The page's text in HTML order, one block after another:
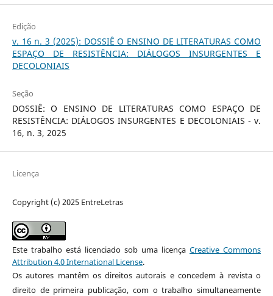
Edição
v. 16 n. 3 (2025): DOSSIÊ O ENSINO DE LITERATURAS COMO
ESPAÇO DE RESISTÊNCIA: DIÁLOGOS INSURGENTES E
DECOLONIAIS
Seção
DOSSIÊ: O ENSINO DE LITERATURAS COMO ESPAÇO DE
RESISTÊNCIA: DIÁLOGOS INSURGENTES E DECOLONIAIS - v.
16, n. 3, 2025
Licença
Copyright (c) 2025 EntreLetras
Este trabalho está licenciado sob uma licençaCreative Commons
Attribution 4.0 International License.
Os autores mantêm os direitos autorais e concedem à revista o
direito de primeira publicação, com o trabalho simultaneamente